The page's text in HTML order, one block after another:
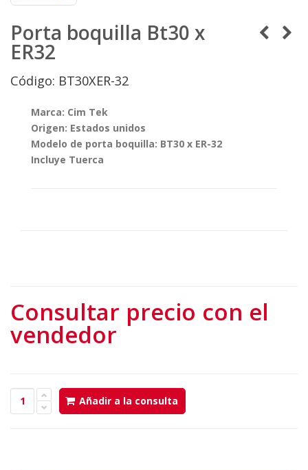
Porta boquilla Bt30 x
ER32
Código: BT30XER-32
Marca: Cim Tek
Origen: Estados unidos
Modelo de porta boquilla: BT30 x ER-32
Incluye Tuerca
Consultar precio con el
vendedor
Añadir a la consulta